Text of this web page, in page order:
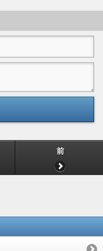
前